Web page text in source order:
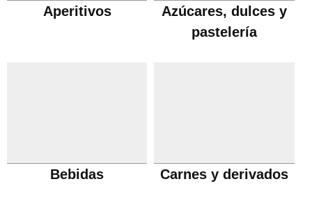
Aperitivos
Azúcares, dulces y
pastelería
Bebidas Carnes y derivados